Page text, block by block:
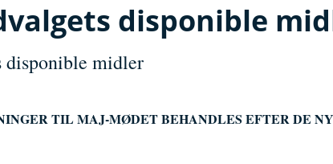
disponible
disponible midler
TIL MAJ-MØDET BEHANDLES EFTER DE